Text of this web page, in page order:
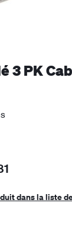
3 PK
dans la liste